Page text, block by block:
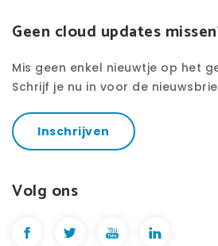
Geen cloud updates
Mis geen enkel nieuwtje op het
Schrijf je nu in voor de
Inschrijven
Volg ons